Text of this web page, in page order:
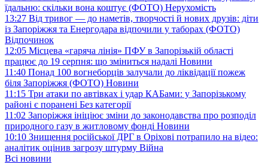
їдальню: скільки вона коштує (ФОТО) Нерухомість
13:27 Від тривог — до наметів, творчості й нових друзів: діти
із Запоріжжя та Енергодара відпочили у таборах (ФОТО)
Відпочинок
12:05 Місцева «гаряча лінія» ПФУ в Запорізькій області
працює до 19 серпня: що зміниться надалі Новини
11:40 Понад 100 вогнеборців залучали до ліквідації пожеж
біля Запоріжжя (ФОТО) Новини
11:15 Три атаки по автівках і удар КАБами: у Запорізькому
районі є поранені Без категорії
11:02 Запоріжжя ініціює зміни до законодавства про розподіл
природного газу в житловому фонді Новини
10:10 Знищення російської ДРГ в Оріхові потрапило на відео:
аналітик оцінив загрозу штурму Війна
Всі новини